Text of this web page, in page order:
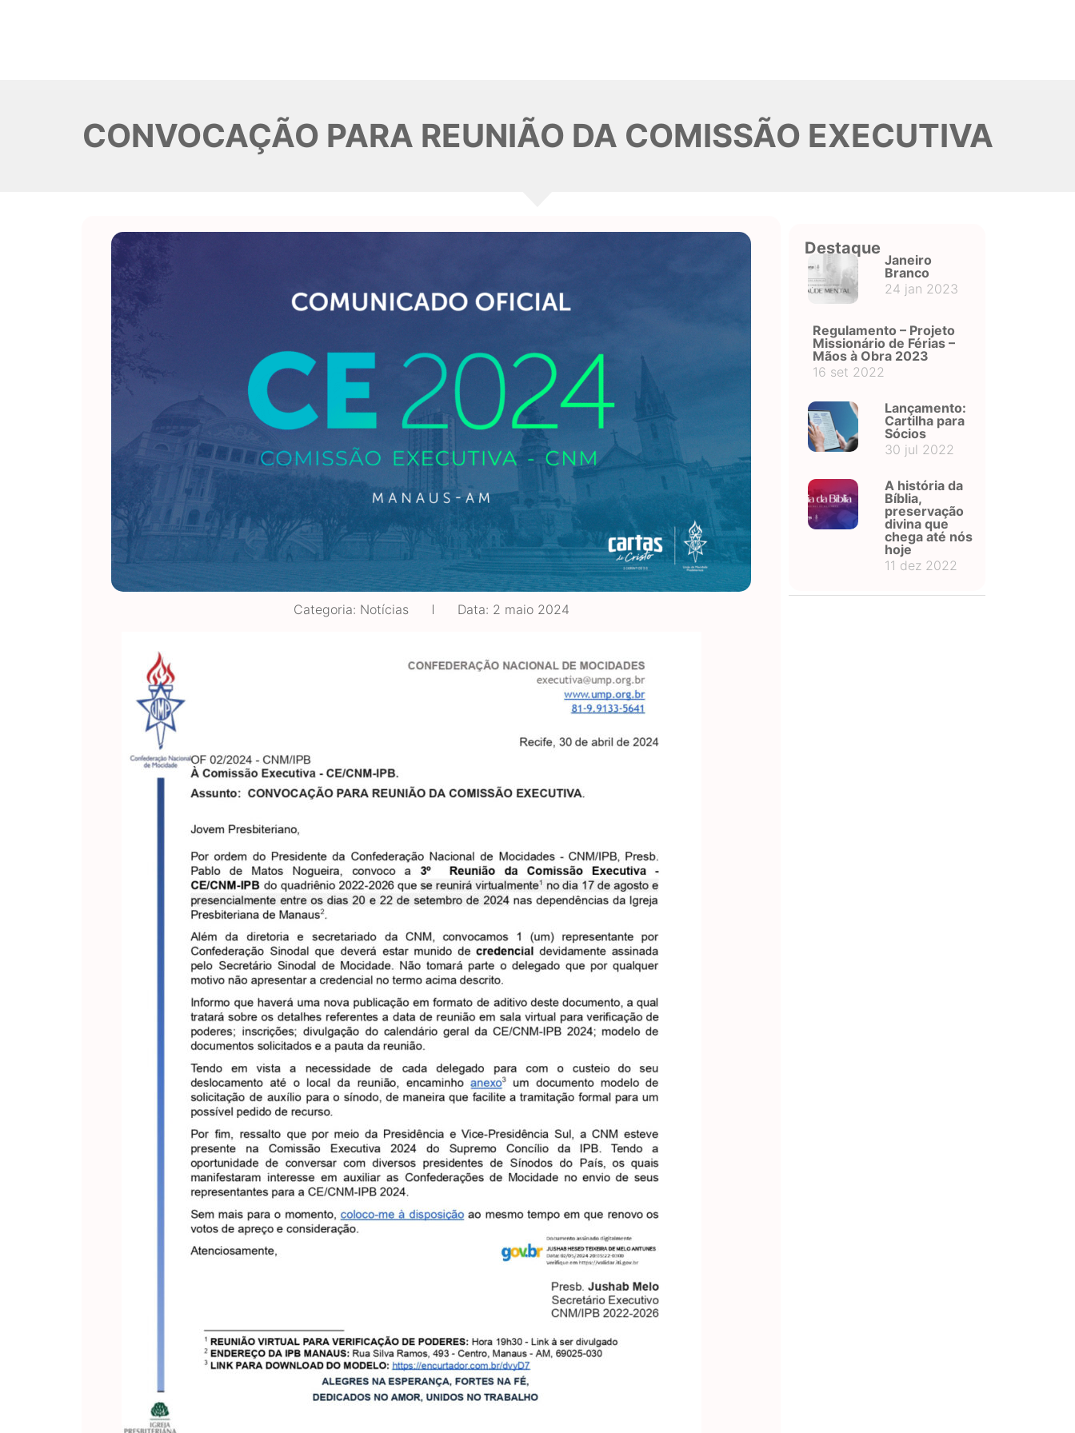
CONVOCAÇÃO PARA REUNIÃO DA COMISSÃO EXECUTIVA
Categoria: Notícias Data: 2 maio 2024
Destaque
Janeiro
Branco
24 jan 2023
Regulamento – Projeto
Missionário de Férias –
Mãos à Obra 2023
16 set 2022
Lançamento:
Cartilha para
Sócios
30 jul 2022
A história da
Bíblia,
preservação
divina que
chega até nós
hoje
11 dez 2022